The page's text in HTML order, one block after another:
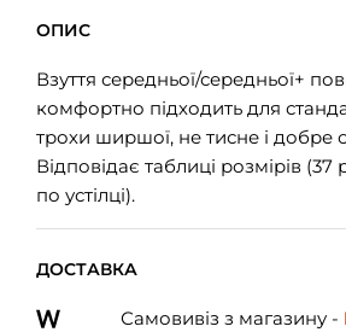
ОПИС
Взуття середньої/середньої+
комфортно підходить для
трохи ширшої, не тисне і добре
Відповідає таблиці розмірів
по устілці).
ДОСТАВКА
Самовивіз з магазину -